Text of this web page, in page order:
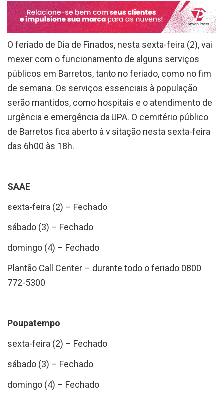
O feriado de Dia de Finados, nesta sexta-feira (2), vai
mexer com o funcionamento de alguns serviços
públicos em Barretos, tanto no feriado, como no fim
de semana. Os serviços essenciais à população
serão mantidos, como hospitais e o atendimento de
urgência e emergência da UPA. O cemitério público
de Barretos fica aberto à visitação nesta sexta-feira
das 6h00 às 18h.
SAAE
sexta-feira (2) – Fechado
sábado (3) – Fechado
domingo (4) – Fechado
Plantão Call Center – durante todo o feriado 0800
772-5300
Poupatempo
sexta-feira (2) – Fechado
sábado (3) – Fechado
domingo (4) – Fechado